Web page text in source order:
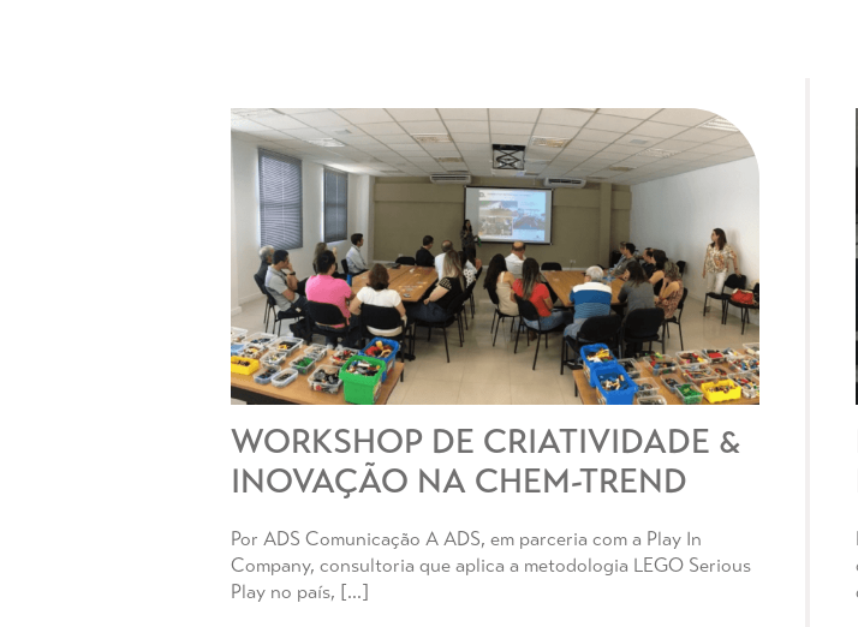
WORKSHOP DE CRIATIVIDADE &
INOVAÇÃO NA CHEM-TREND
Por ADS Comunicação A ADS, em parceria com a Play In
Company, consultoria que aplica a metodologia LEGO Serious
Play no país, […]